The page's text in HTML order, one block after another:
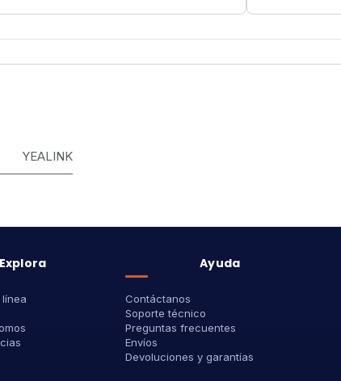
YEALINK
Explora Ayuda
Contáctanos
Soporte técnico
Preguntas frecuentes
Envíos
Devoluciones y garantías